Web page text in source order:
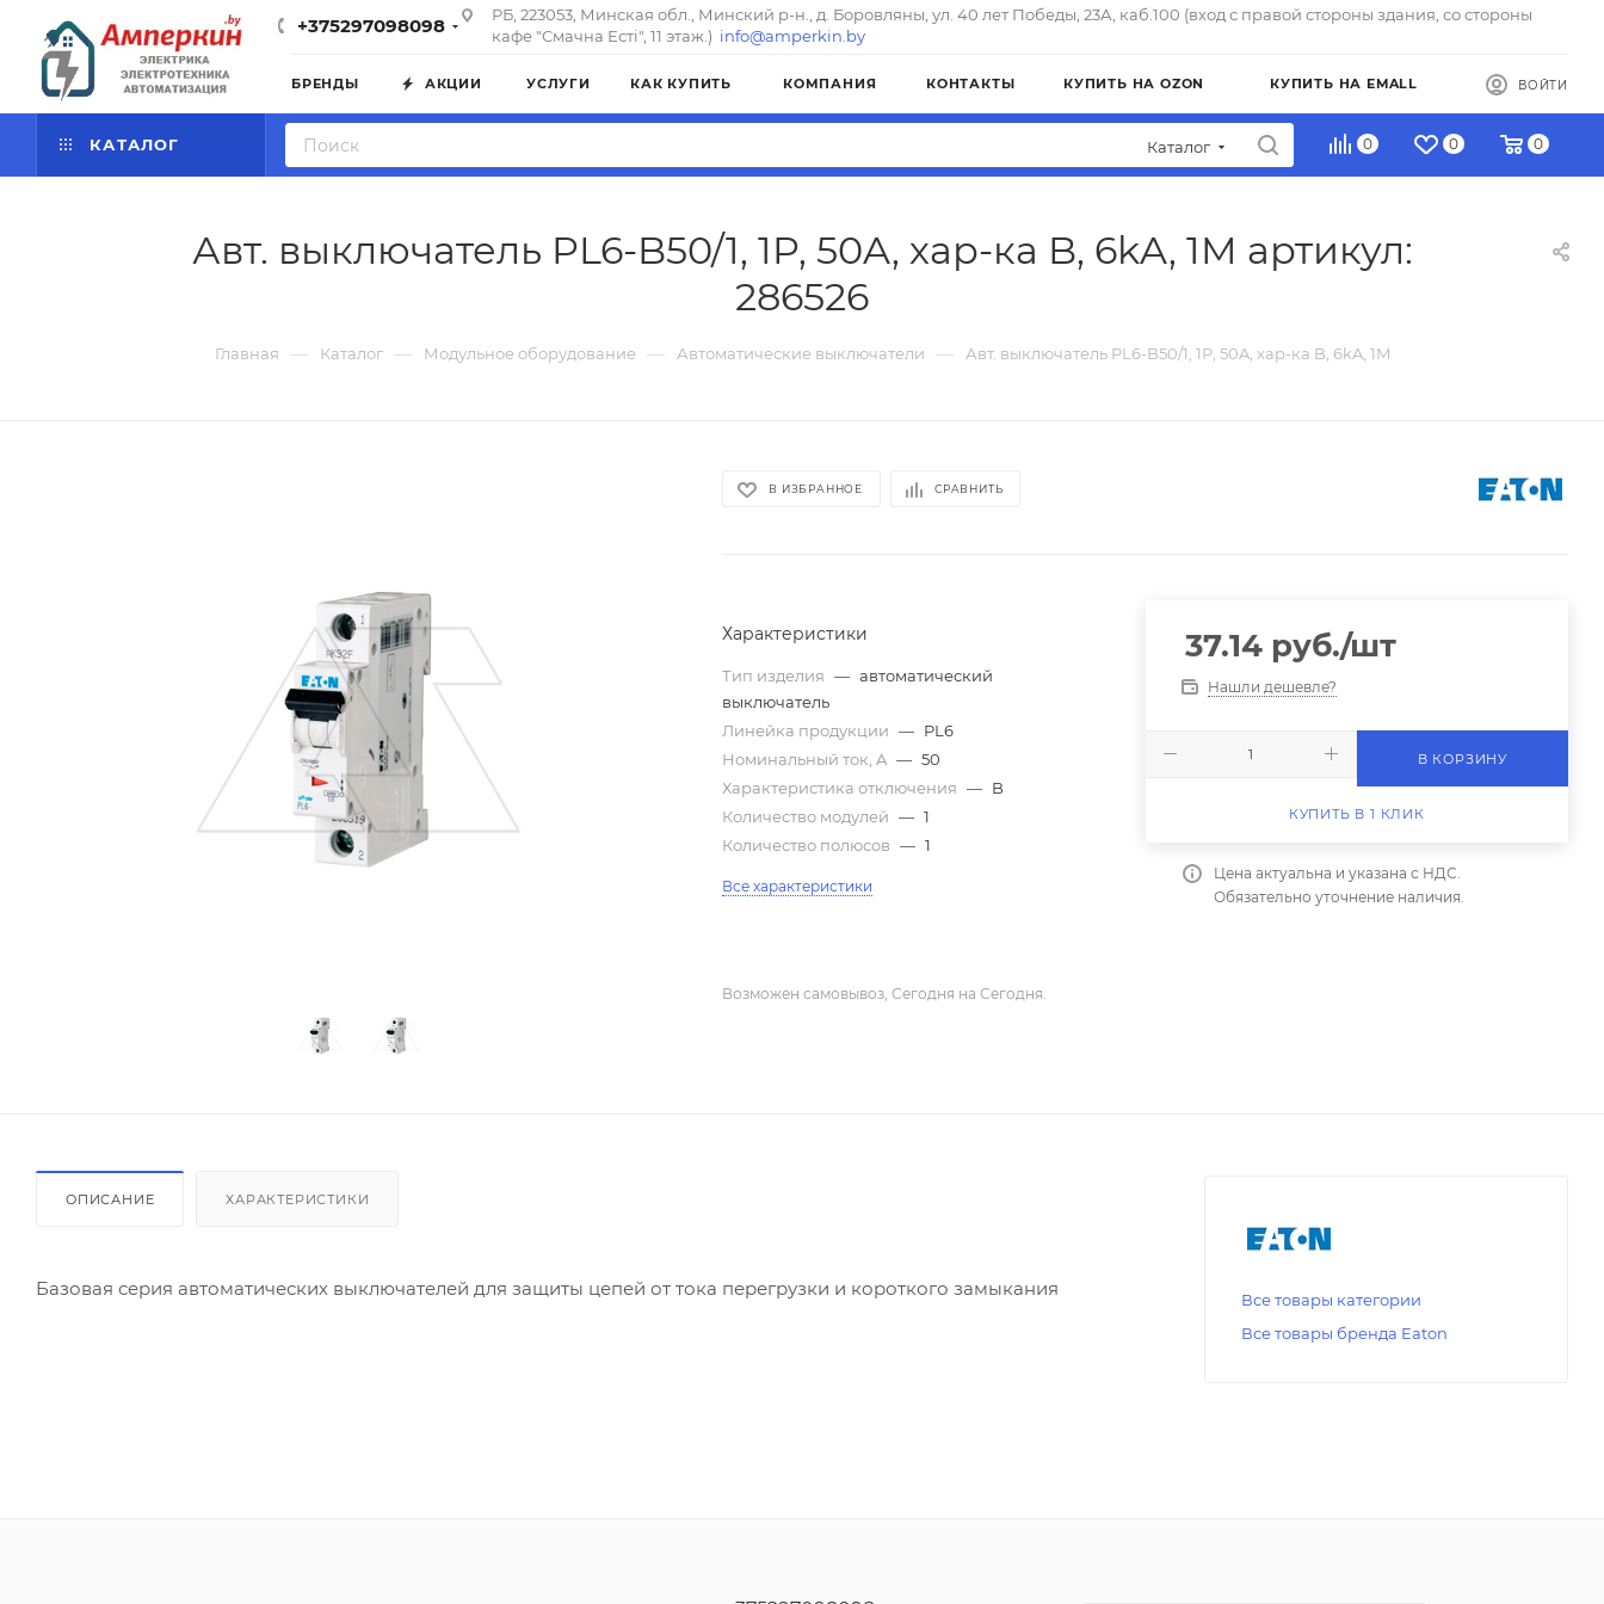
+375297098098
РБ, 223053, Минская обл., Минский р-н., д. Боровляны, ул. 40 лет Победы, 23А, каб.100 (вход с правой стороны здания, со стороны
кафе "Смачна Естi", 11 этаж.) info@amperkin.by
БРЕНДЫ АКЦИИ УСЛУГИ КАК КУПИТЬ КОМПАНИЯ КОНТАКТЫ КУПИТЬ НА OZON КУПИТЬ НА EMALL ВОЙТИ
КАТАЛОГ Каталог 0 0 0
Авт. выключатель PL6-B50/1, 1P, 50A, хар-ка B, 6kA, 1M артикул:
286526
Главная — Каталог — Модульное оборудование — Автоматические выключатели — Авт. выключатель PL6-B50/1, 1P, 50A, хар-ка B, 6kA, 1M
В ИЗБРАННОЕ СРАВНИТЬ
Характеристики
Тип изделия — автоматический
выключатель
Линейка продукции — PL6
Номинальный ток, A — 50
Характеристика отключения — B
Количество модулей — 1
Количество полюсов — 1
Все характеристики
37.14руб./шт
Нашли дешевле?
В КОРЗИНУ
КУПИТЬ В 1 КЛИК
Цена актуальна и указана с НДС.
Обязательно уточнение наличия.
Возможен самовывоз, Сегодня на Сегодня.
ОПИСАНИЕ ХАРАКТЕРИСТИКИ
Базовая серия автоматических выключателей для защиты цепей от тока перегрузки и короткого замыкания
Все товары категории
Все товары бренда Eaton